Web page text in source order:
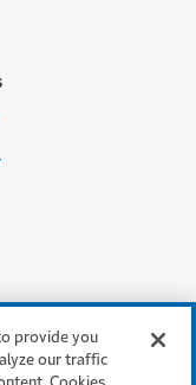
et
provide you
our traffic